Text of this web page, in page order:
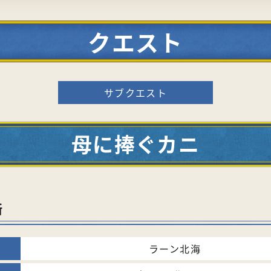
クエスト
サブクエスト
母に捧ぐカニ
ラーン北海